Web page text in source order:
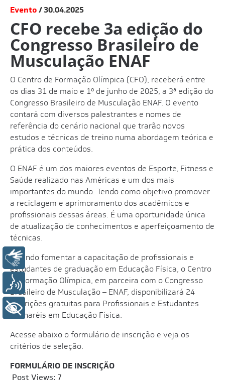
Evento 30.04.2025
CFO recebe 3a edição do
Congresso Brasileiro de
Musculação ENAF
O Centro de Formação Olímpica (CFO), receberá entre
os dias 31 de maio e 1º de junho de 2025, a 3ª edição do
Congresso Brasileiro de Musculação ENAF. O evento
contará com diversos palestrantes e nomes de
referência do cenário nacional que trarão novos
estudos e técnicas de treino numa abordagem teórica e
prática dos conteúdos.
O ENAF é um dos maiores eventos de Esporte, Fitness e
Saúde realizado nas Américas e um dos mais
importantes do mundo. Tendo como objetivo promover
a reciclagem e aprimoramento dos acadêmicos e
profissionais dessas áreas. É uma oportunidade única
de atualização de conhecimentos e aperfeiçoamento de
técnicas.
Visando fomentar a capacitação de profissionais e
estudantes de graduação em Educação Física, o Centro
de Formação Olímpica, em parceira com o Congresso
Brasileiro de Musculação – ENAF, disponibilizará 24
inscrições gratuitas para Profissionais e Estudantes
Bacharéis em Educação Física.
Acesse abaixo o formulário de inscrição e veja os
critérios de seleção.
FORMULÁRIO DE INSCRIÇÃO
Post Views: 7
Libras
Voz
+ Acessibilidade